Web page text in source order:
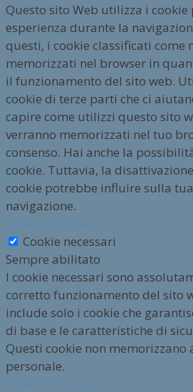
Questo sito Web utilizza i
esperienza durante la
questi, i cookie classificati come
memorizzati nel browser in
il funzionamento del sito web.
cookie di terze parti che ci
capire come utilizzi questo sito
verranno memorizzati nel tuo
consenso. Hai anche la
cookie. Tuttavia, la
cookie potrebbe influire sulla
navigazione.
Cookie necessari
Sempre abilitato
I cookie necessari sono
corretto funzionamento del sito
include solo i cookie che
di base e le caratteristiche di
Questi cookie non
personale.